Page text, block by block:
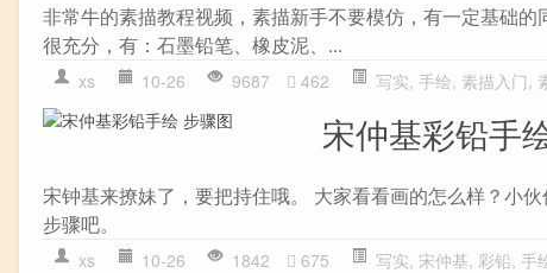
非常牛的素描教程视频，素描新手不要模仿，有一定基础
很充分，有：石墨铅笔、橡皮泥、...
xs 10-26 9687 462 写实, 手绘, 素描入门,
宋仲基彩铅手
宋钟基来撩妹了，要把持住哦。 大家看看画的怎么样？小
步骤吧。
xs 10-26 1842 675 写实, 宋仲基, 彩铅, 手